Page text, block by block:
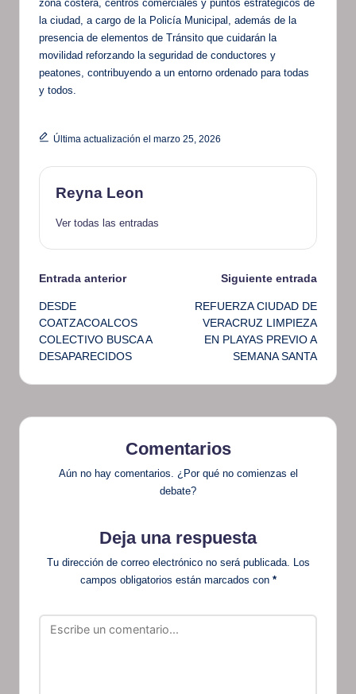
zona costera, centros comerciales y puntos estratégicos de
la ciudad, a cargo de la Policía Municipal, además de la
presencia de elementos de Tránsito que cuidarán la
movilidad reforzando la seguridad de conductores y
peatones, contribuyendo a un entorno ordenado para todas
y todos.
Última actualización el marzo 25, 2026
Reyna Leon
Ver todas las entradas
Navegación
de
entradas
Entrada anterior
DESDE
COATZACOALCOS
COLECTIVO BUSCA A
DESAPARECIDOS
Siguiente entrada
REFUERZA CIUDAD DE
VERACRUZ LIMPIEZA
EN PLAYAS PREVIO A
SEMANA SANTA
Comentarios
Aún no hay comentarios. ¿Por qué no comienzas el
debate?
Deja una respuesta
Tu dirección de correo electrónico no será publicada. Los
campos obligatorios están marcados con *